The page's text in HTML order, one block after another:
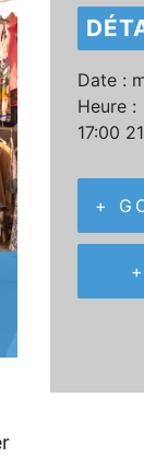
Date :
Heure :
17:00
+